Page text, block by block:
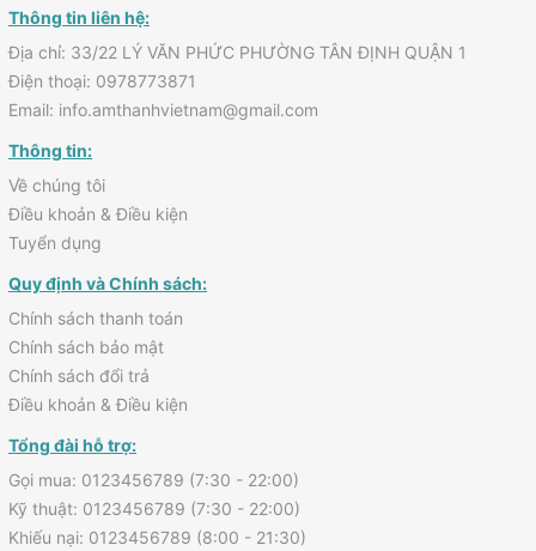
Thông tin liên hệ:
Địa chỉ: 33/22 LÝ VĂN PHỨC PHƯỜNG TÂN ĐỊNH QUẬN 1
Điện thoại: 0978773871
Email: info.amthanhvietnam@gmail.com
Thông tin:
Về chúng tôi
Điều khoản & Điều kiện
Tuyển dụng
Quy định và Chính sách:
Chính sách thanh toán
Chính sách bảo mật
Chính sách đổi trả
Điều khoản & Điều kiện
Tổng đài hỗ trợ:
Gọi mua: 0123456789 (7:30 - 22:00)
Kỹ thuật: 0123456789 (7:30 - 22:00)
Khiếu nại: 0123456789 (8:00 - 21:30)